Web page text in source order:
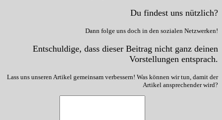
Du findest uns nützlich?
Dann folge uns doch in den sozialen Netzwerken!
Entschuldige, dass dieser Beitrag nicht ganz deinen
Vorstellungen entsprach.
Lass uns unseren Artikel gemeinsam verbessern! Was können wir tun, damit der
Artikel ansprechender wird?